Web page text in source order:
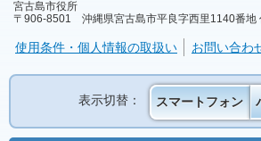
宮古島市役所
〒906-8501 沖縄県宮古島市平良字西里1140番地
使用条件・個人情報の取扱い お問い合わ
表示切替： スマートフォン